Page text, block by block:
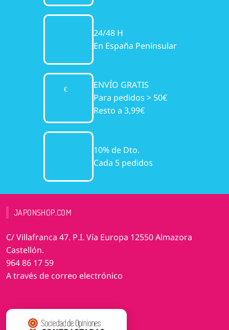
24/48 H
En España Penínsular
ENVÍO GRATIS
Para pedidos > 50€
Resto a 3,99€
10% de Dto.
Cada 5 pedidos
JAPONSHOP.COM
C/ Villafranca 47. P.I. Vía Europa 12550 Almazora
Castellón.
964 86 17 59
A través de correo electrónico